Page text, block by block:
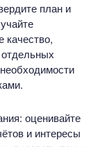
план и
качество,
оценивайте
и интересы